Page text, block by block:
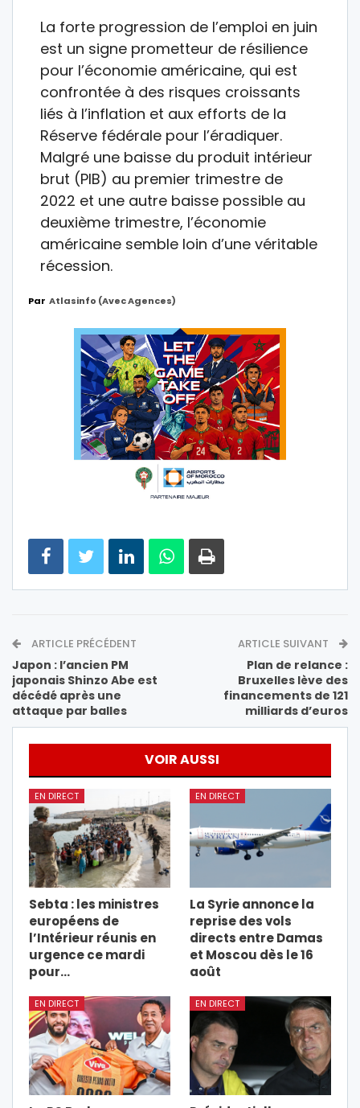
La forte progression de l’emploi en juin
est un signe prometteur de résilience
pour l’économie américaine, qui est
confrontée à des risques croissants
liés à l’inflation et aux efforts de la
Réserve fédérale pour l’éradiquer.
Malgré une baisse du produit intérieur
brut (PIB) au premier trimestre de
2022 et une autre baisse possible au
deuxième trimestre, l’économie
américaine semble loin d’une véritable
récession.
Par Atlasinfo (avec Agences)
ARTICLE PRÉCÉDENT
Japon : l’ancien PM
japonais Shinzo Abe est
décédé après une
attaque par balles
ARTICLE SUIVANT
Plan de relance :
Bruxelles lève des
financements de 121
milliards d’euros
VOIR AUSSI
EN DIRECT
Sebta : les ministres
européens de
l’Intérieur réunis en
urgence ce mardi
pour…
EN DIRECT
La Syrie annonce la
reprise des vols
directs entre Damas
et Moscou dès le 16
août
EN DIRECT EN DIRECT